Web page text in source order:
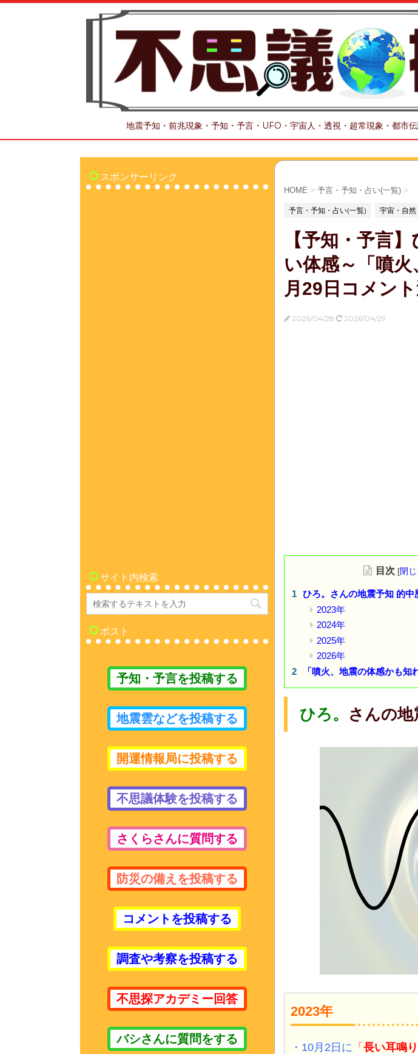
地震予知・前兆現象・予知・予言・UFO・宇宙人・透視・超常現象・都市
HOME > 予言・予知・占い(一覧) >
予言・予知・占い(一覧) 宇宙・自
【予知・予言
い体感～「噴
月29日コメン
2026/04/28 2026/04/29
目次 [閉じ
ひろ。さんの地震予知 的中
2023年
2024年
2025年
2026年
「噴火、地震の体感かも知
ひろ。 さんの地
2023年
・10月2日に 「 長い耳鳴
スポンサーリンク
サイト内検索
ポスト
予知・予言を投稿する
地震雲などを投稿する
開運情報局に投稿する
不思議体験を投稿する
さくらさんに質問する
防災の備えを投稿する
コメントを投稿する
調査や考察を投稿する
不思探アカデミー回答
バシさんに質問をする